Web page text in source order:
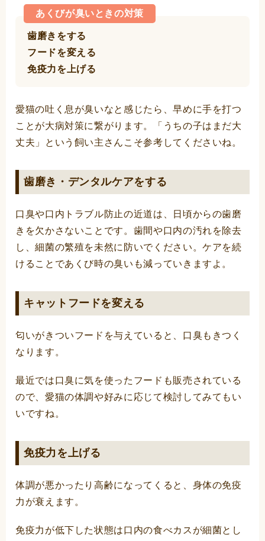
あくびが臭いときの対策
歯磨きをする
フードを変える
免疫力を上げる
愛猫の吐く息が臭いなと感じたら、早めに手を打つ
ことが大病対策に繋がります。「うちの子はまだ大
丈夫」という飼い主さんこそ参考してくださいね。
歯磨き・デンタルケアをする
口臭や口内トラブル防止の近道は、日頃からの歯磨
きを欠かさないことです。歯間や口内の汚れを除去
し、細菌の繁殖を未然に防いでください。ケアを続
けることであくび時の臭いも減っていきますよ。
キャットフードを変える
匂いがきついフードを与えていると、口臭もきつく
なります。
最近では口臭に気を使ったフードも販売されている
ので、愛猫の体調や好みに応じて検討してみてもい
いですね。
免疫力を上げる
体調が悪かったり高齢になってくると、身体の免疫
力が衰えます。
免疫力が低下した状態は口内の食べカスが細菌とし